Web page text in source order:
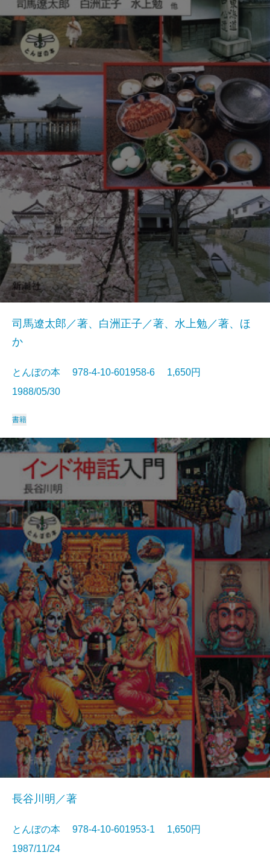
司馬遼太郎／著、白洲正子／著、水上勉／著、ほ
か
とんぼの本 978-4-10-601958-6 1,650円
1988/05/30
書籍
長谷川明／著
とんぼの本 978-4-10-601953-1 1,650円
1987/11/24